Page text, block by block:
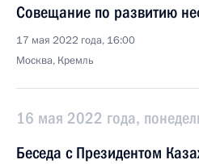
Совещание по развитию
17 мая 2022 года, 16:00
Москва, Кремль
16 мая 2022 года,
Беседа с Президентом